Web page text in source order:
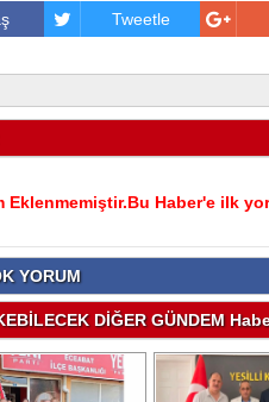
Tweetle
Eklenmemiştir.Bu Haber'e ilk
YORUM
DİĞER GÜNDEM